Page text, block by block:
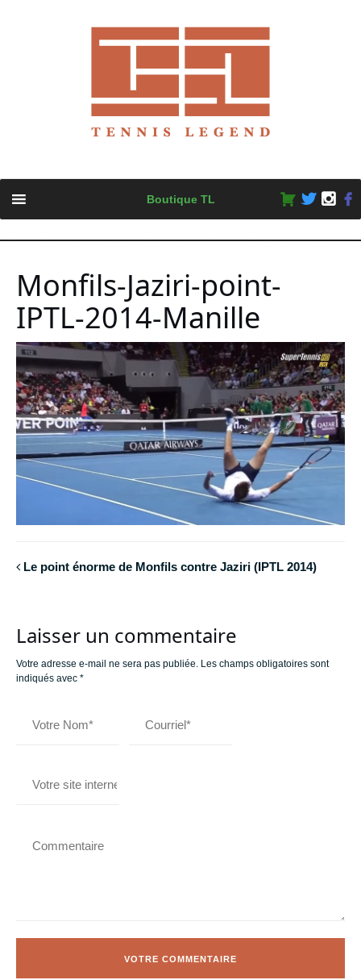
content
Boutique TL
Monfils-Jaziri-point-
IPTL-2014-Manille
Le point énorme de Monfils contre Jaziri (IPTL 2014)
Laisser un commentaire
Votre adresse e-mail ne sera pas publiée. Les champs obligatoires sont
indiqués avec *